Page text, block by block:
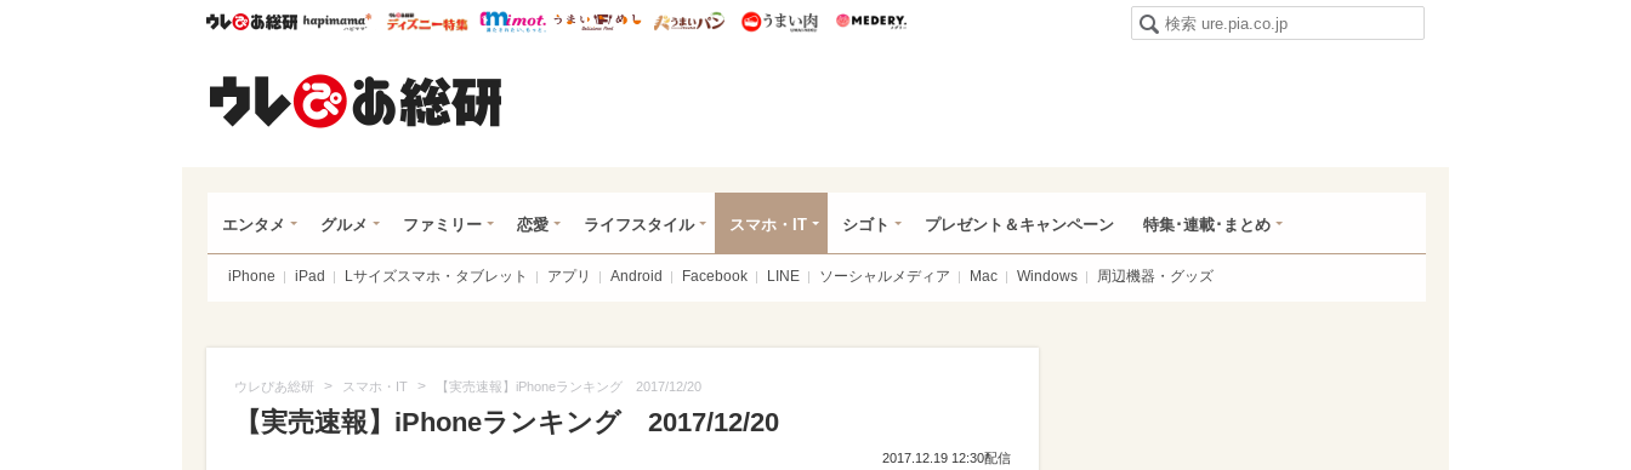
ウレぴあ総研ハピママ* ウレぴあ総研 ディズニー特集
mimot. うまいめし うまいパン うまい肉
エンタメ グルメ ファミリー 恋愛 ライフスタイル スマホ・IT シゴト プレゼント＆キャンペーン 特集･連載･まとめ
iPhone iPad Lサイズスマホ・タブレット アプリ Android Facebook LINE ソーシャルメディア Mac Windows 周辺機器・グッズ
ウレぴあ総研 > スマホ・IT > 【実売速報】iPhoneランキング 2017/12/20
【実売速報】iPhoneランキング 2017/12/20
2017.12.19 12:30配信